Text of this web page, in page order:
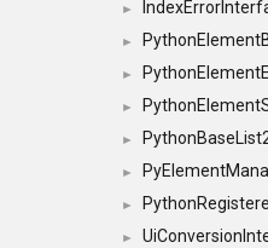
►
►
►
►
►
►
►
►